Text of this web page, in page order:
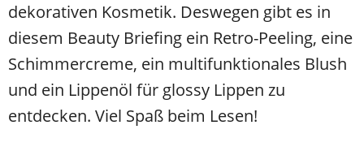
dekorativen Kosmetik. Deswegen gibt es in
diesem Beauty Briefing ein Retro-Peeling, eine
Schimmercreme, ein multifunktionales Blush
und ein Lippenöl für glossy Lippen zu
entdecken. Viel Spaß beim Lesen!